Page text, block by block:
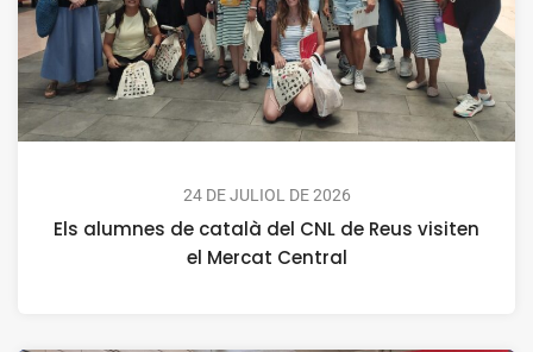
24 DE JULIOL DE 2026
Els alumnes de català del CNL de Reus visiten
el Mercat Central